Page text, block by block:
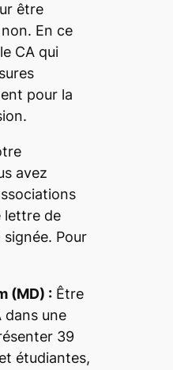
être
En ce
CA qui
pour la
avez
lettre de
Pour
(MD) : Être
dans une
39
étudiantes,